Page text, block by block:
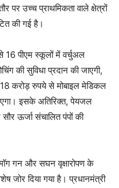
पर उच्च प्राथमिकता वाले क्षेत्रों
की गई है।
16 पीएम स्कूलों में वर्चुअल
की सुविधा प्रदान की जाएगी,
करोड़ रुपये से मोबाइल मेडिकल
इसके अतिरिक्त, पेयजल
ऊर्जा संचालित पंपों की
गन और सघन वृक्षारोपण के
जोर दिया गया है। प्रधानमंत्री